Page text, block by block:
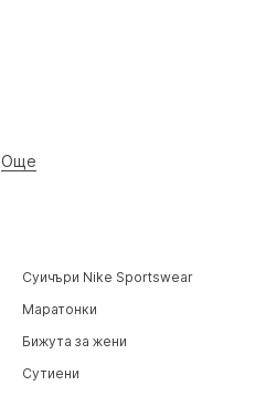
Суичъри Nike Sportswear
Маратонки
Бижута за жени
Сутиени
Още